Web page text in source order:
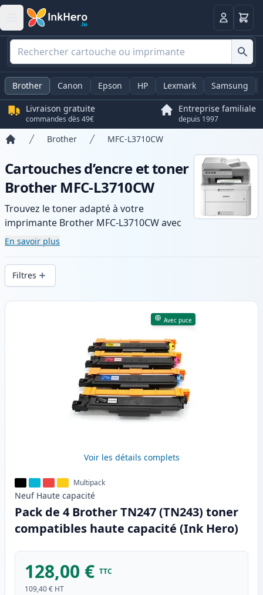
Panier
Brother Canon Epson HP Lexmark Samsung
Livraison gratuite
commandes dès 49€
Entreprise familiale
depuis 1997
Brother MFC-L3710CW
Cartouches d’encre et toner
Brother MFC-L3710CW
Trouvez le toner adapté à votre
imprimante Brother MFC-L3710CW avec
notre gamme de cartouches compatibles
et haute capacité. Profitez d’une qualité
d’impression constante et d’une livraison
rapide depuis un stock local en .
En savoir plus
Filtres
Produits
Avec puce
Voir les détails complets
Multipack
Neuf Haute capacité
Pack de 4 Brother TN247 (TN243) toner
compatibles haute capacité (Ink Hero)
128,00 € TTC
109,40 € HT